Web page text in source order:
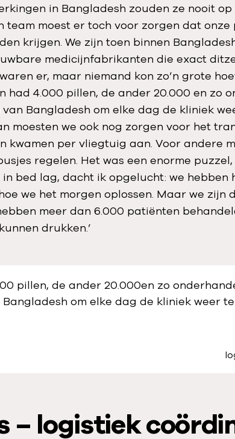
in Bangladesh zouden ze nooit
team moest er toch voor zorgen dat
krijgen. We zijn toen binnen
medicijnfabrikanten die exact
er, maar niemand kon zo’n grote
had 4.000 pillen, de ander 20.000 en zo
Bangladesh om elke dag de kliniek
moesten we ook nog zorgen voor het
kwamen per vliegtuig aan. Voor andere
regelen. Het was een enorme
in bed lag, dacht ik opgelucht: we hebben
we het morgen oplossen. Maar we zijn
meer dan 6.000 patiënten
drukken.’
pillen, de ander 20.000en zo
om elke dag de kliniek weer te
– logistiek